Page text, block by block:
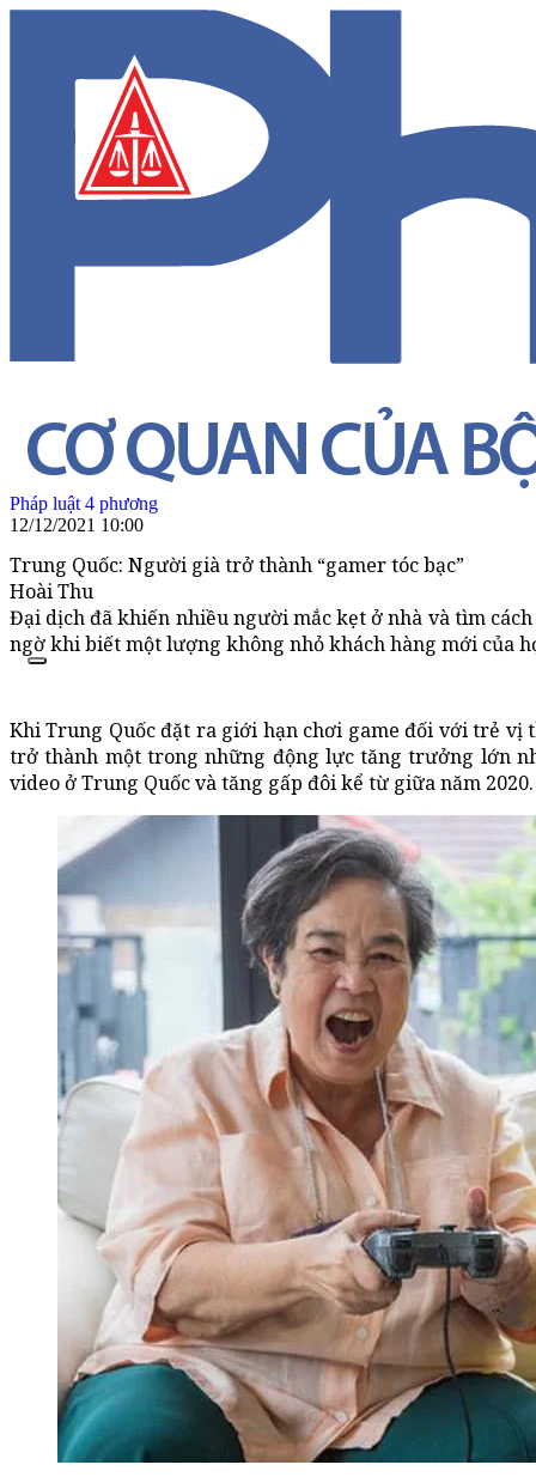
Pháp luật 4 phương
12/12/2021 10:00
Trung Quốc: Người già trở thành “gamer tóc bạc”
Hoài Thu
Đại dịch đã khiến nhiều người mắc kẹt ở nhà và tìm
ngờ khi biết một lượng không nhỏ khách hàng mới của
Khi Trung Quốc đặt ra giới hạn chơi game đối với trẻ
trở thành một trong những động lực tăng trưởng lớn
video ở Trung Quốc và tăng gấp đôi kể từ giữa năm 2020.